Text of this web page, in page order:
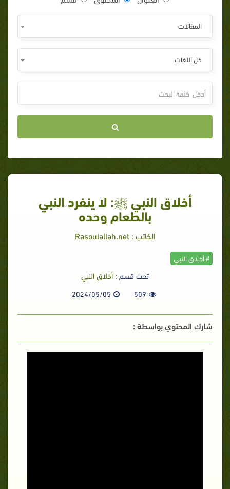
المقالات
كل اللغات
أخلاق النبي ﷺ: لا ينفرد النبي
بالطعام وحده
الكاتب : Rasoulallah.net
# أخلاق النبي
تحت قسم :أخلاق النبي
509
2024/05/05
شارك المحتوي بواسطة :